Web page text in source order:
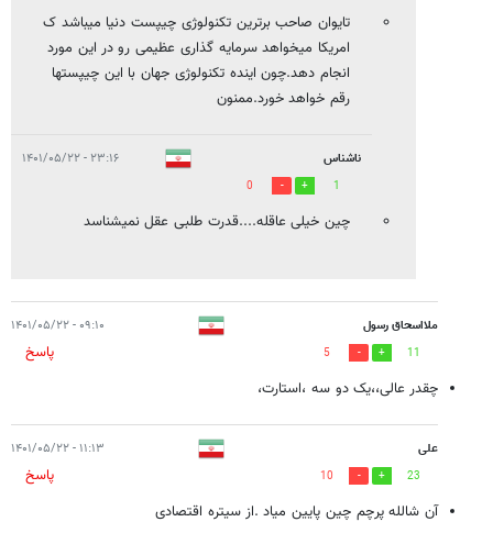
تایوان صاحب برترین تکنولوژی چیپست دنیا میباشد ک
امریکا میخواهد سرمایه گذاری عظیمی رو در این مورد
انجام دهد.چون اینده تکنولوژی جهان با این چیپستها
رقم خواهد خورد.ممنون
ناشناس ۲۳:۱۶ - ۱۴۰۱/۰۵/۲۲
1
0
چین خیلی عاقله....قدرت طلبی عقل نمیشناسد
ملااسحاق رسول ۰۹:۱۰ - ۱۴۰۱/۰۵/۲۲
11
5
پاسخ
چقدر عالی،،یک دو سه ،استارت،
علی ۱۱:۱۳ - ۱۴۰۱/۰۵/۲۲
23
10
پاسخ
آن شالله پرچم چین پایین میاد .از سیتره اقتصادی